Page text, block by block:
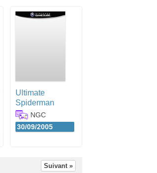
Ultimate
Spiderman
NGC
30/09/2005
Suivant »